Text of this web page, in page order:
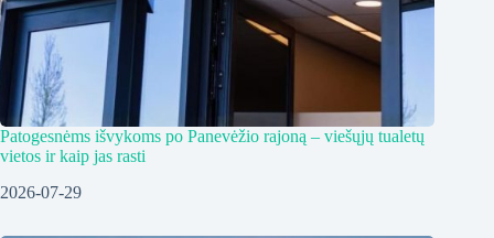
Patogesnėms išvykoms po Panevėžio rajoną – viešųjų tualetų
vietos ir kaip jas rasti
2026-07-29